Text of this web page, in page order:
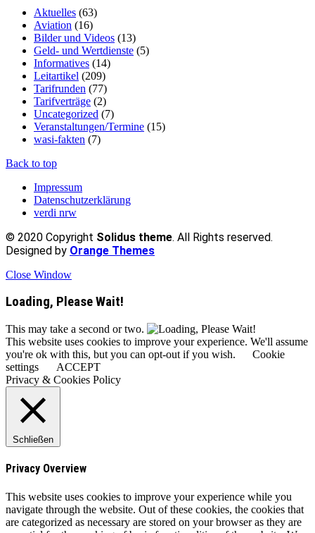
Aktuelles (63)
Aviation (16)
Bilder und Videos (13)
Geld- und Wertdienste (5)
Informatives (14)
Leitartikel (209)
Tarifrunden (77)
Tarifverträge (2)
Uncategorized (7)
Veranstaltungen/Termine (15)
wasi-fakten (7)
Back to top
Impressum
Datenschutzerklärung
verdi nrw
© 2020 Copyright Solidus theme. All Rights reserved.
Designed by Orange Themes
Close Window
Loading, Please Wait!
This may take a second or two.
This website uses cookies to improve your experience. We'll assume
you're ok with this, but you can opt-out if you wish.
Cookie
settings
ACCEPT
Privacy & Cookies Policy
Schließen
Privacy Overview
This website uses cookies to improve your experience while you
navigate through the website. Out of these cookies, the cookies that
are categorized as necessary are stored on your browser as they are